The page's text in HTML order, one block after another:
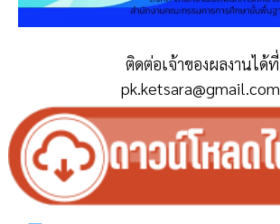
ติดต่อเจ้าของผลงานได้ที่
pk.ketsara@gmail.com